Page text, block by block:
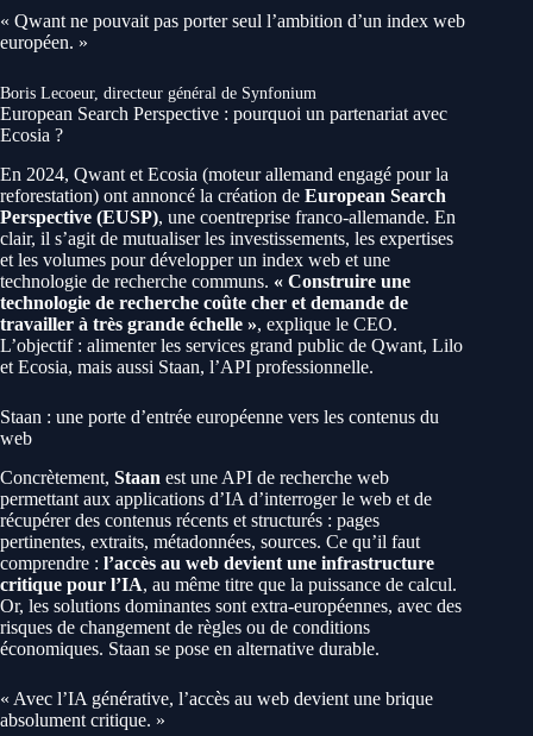
« Qwant ne pouvait pas porter seul l’ambition d’un index web
européen. »
Boris Lecoeur, directeur général de Synfonium
European Search Perspective : pourquoi un partenariat avec
Ecosia ?
En 2024, Qwant et Ecosia (moteur allemand engagé pour la
reforestation) ont annoncé la création de European Search
Perspective (EUSP), une coentreprise franco-allemande. En
clair, il s’agit de mutualiser les investissements, les expertises
et les volumes pour développer un index web et une
technologie de recherche communs. « Construire une
technologie de recherche coûte cher et demande de
travailler à très grande échelle », explique le CEO.
L’objectif : alimenter les services grand public de Qwant, Lilo
et Ecosia, mais aussi Staan, l’API professionnelle.
Staan : une porte d’entrée européenne vers les contenus du
web
Concrètement, Staan est une API de recherche web
permettant aux applications d’IA d’interroger le web et de
récupérer des contenus récents et structurés : pages
pertinentes, extraits, métadonnées, sources. Ce qu’il faut
comprendre : l’accès au web devient une infrastructure
critique pour l’IA, au même titre que la puissance de calcul.
Or, les solutions dominantes sont extra-européennes, avec des
risques de changement de règles ou de conditions
économiques. Staan se pose en alternative durable.
« Avec l’IA générative, l’accès au web devient une brique
absolument critique. »